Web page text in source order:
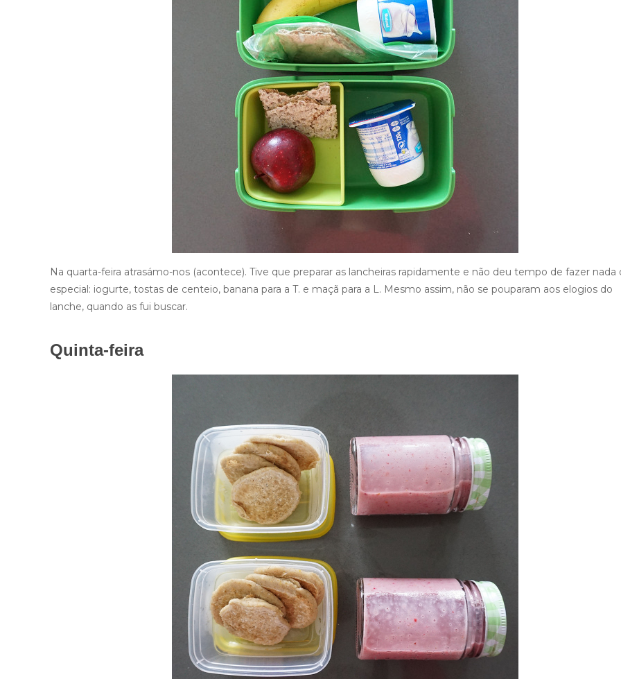
Na quarta-feira atrasámo-nos (acontece). Tive que preparar as lancheiras rapidamente e não deu tempo de fazer nada
especial: iogurte, tostas de centeio, banana para a T. e maçã para a L. Mesmo assim, não se pouparam aos elogios do
lanche, quando as fui buscar.
Quinta-feira